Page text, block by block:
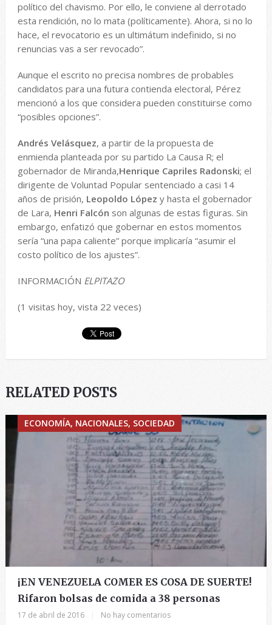
político del chavismo. Por ello, le conviene al derrotado
esta rendición, no lo mata (políticamente). Ahora, si no lo
hace, el revocatorio es un ultimátum indefinido, si no
renuncias vas a ser revocado”.
Aunque el escrito no precisa nombres de probables
candidatos para una futura contienda electoral, Pérez
mencionó a los que considera pueden constituirse como
“posibles opciones”.
Andrés Velásquez, a partir de la propuesta de
enmienda planteada por su partido La Causa R; el
gobernador de Miranda,Henrique Capriles Radonski; el
dirigente de Voluntad Popular sentenciado a casi 14
años de prisión, Leopoldo López y hasta el gobernador
de Lara, Henri Falcón son algunas de estas figuras. Sin
embargo, enfatizó que gobernar en estos momentos
sería “una papa caliente” porque implicaría “asumir el
costo político de los ajustes”.
INFORMACIÓN ELPITAZO
(1 visitas hoy, vista 22 veces)
RELATED POSTS
ECONOMÍA, NACIONALES, SOCIEDAD
¡EN VENEZUELA COMER ES COSA DE SUERTE!
Rifaron bolsas de comida a 38 personas
17 de abril de 2016 No hay comentarios